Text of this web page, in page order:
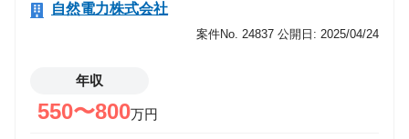
自然電力株式会社
案件No. 24837 公開日: 2025/04/24
年収
550〜800万円